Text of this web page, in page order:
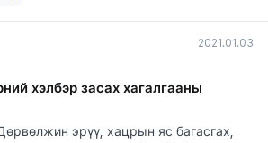
2021.01.03
хэлбэр засах хагалгааны
эрүү, хацрын яс багасгах,